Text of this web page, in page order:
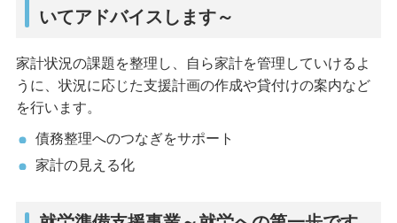
いてアドバイスします～
家計状況の課題を整理し、自ら家計を管理していけるよ
うに、状況に応じた支援計画の作成や貸付けの案内など
を行います。
債務整理へのつなぎをサポート
家計の見える化